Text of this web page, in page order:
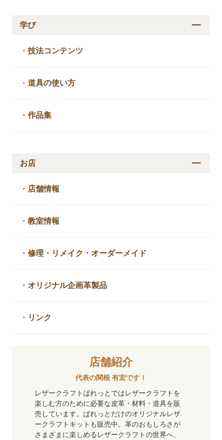
学び
・技法コンテンツ
・道具の使い方
・作品集
お店
・ 店舗情報
・教室情報
・修理・リメイク・ オーダーメイド
・ オリジナル企画革製品
・ リンク
店舗紹介
代表の関根 有宏です！
レザークラフトぱれっとではレザークラフトを
楽しむ方のために必要な皮革・材料・道具を販
売しています。ぱれっとだけのオリジナルレザ
ークラフトキットも販売中。革のおもしろさが
さまざまに楽しめるレザークラフトの世界へ、